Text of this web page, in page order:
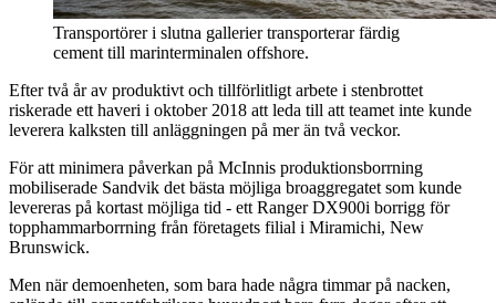
Transportörer i slutna gallerier transporterar färdig
cement till marinterminalen offshore.
Efter två år av produktivt och tillförlitligt arbete i stenbrottet
riskerade ett haveri i oktober 2018 att leda till att teamet inte kunde
leverera kalksten till anläggningen på mer än två veckor.
För att minimera påverkan på McInnis produktionsborrning
mobiliserade Sandvik det bästa möjliga broaggregatet som kunde
levereras på kortast möjliga tid - ett Ranger DX900i borrigg för
topphammarborrning från företagets filial i Miramichi, New
Brunswick.
Men när demoenheten, som bara hade några timmar på nacken,